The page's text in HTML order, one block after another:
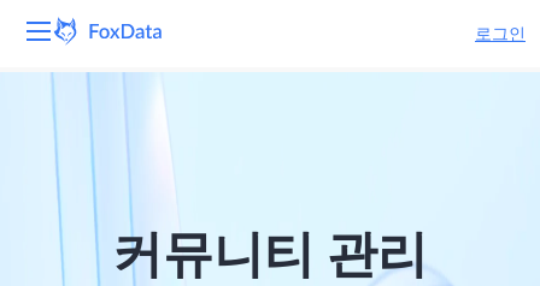
로그인
커뮤니티 관리